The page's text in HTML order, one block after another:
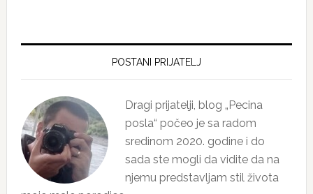
Primary
POSTANI PRIJATELJ
Dragi prijatelji, blog „Pecina
posla“ počeo je sa radom
sredinom 2020. godine i do
sada ste mogli da vidite da na
njemu predstavljam stil života